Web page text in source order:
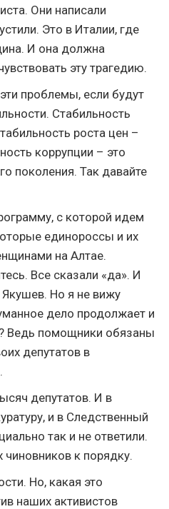
Они написали
Это в Италии, где
И она должна
эту трагедию.
проблемы, если будут
Стабильность
роста цен –
коррупции – это
поколения. Так давайте
с которой идем
единороссы и их
на Алтае.
Все сказали «да». И
Но я не вижу
дело продолжает и
Ведь помощники обязаны
депутатов в
депутатов. И в
и в Следственный
так и не ответили.
чиновников к порядку.
Но, какая это
наших активистов